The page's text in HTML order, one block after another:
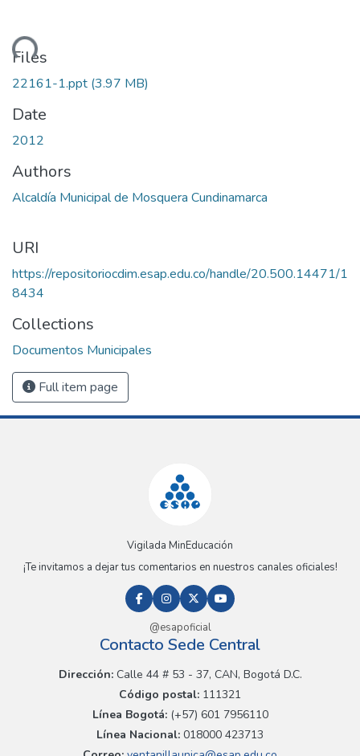
Files
22161-1.ppt (3.97 MB)
Date
2012
Authors
Alcaldía Municipal de Mosquera Cundinamarca
URI
https://repositoriocdim.esap.edu.co/handle/20.500.14471/1
8434
Collections
Documentos Municipales
Full item page
Vigilada MinEducación
¡Te invitamos a dejar tus comentarios en nuestros canales oficiales!
@esapoficial
Contacto Sede Central
Dirección:Calle 44 # 53 - 37, CAN, Bogotá D.C.
Código postal: 111321
Línea Bogotá:(+57) 601 7956110
Línea Nacional: 018000 423713